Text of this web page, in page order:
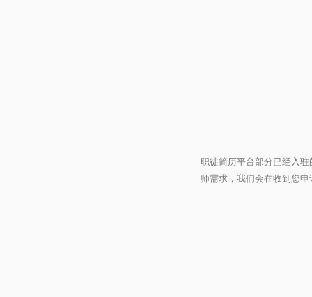
职徒简历平台部分已经入
师需求，我们会在收到您